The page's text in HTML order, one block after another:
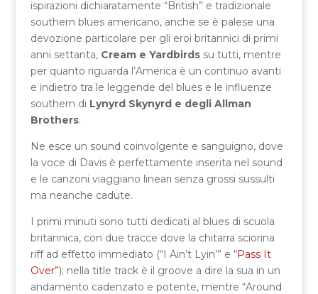
ispirazioni dichiaratamente “British” e tradizionale
southern blues americano, anche se è palese una
devozione particolare per gli eroi britannici di primi
anni settanta, Cream e Yardbirdssu tutti, mentre
per quanto riguarda l’America è un continuo avanti
e indietro tra le leggende del blues e le influenze
southern di Lynyrd Skynyrd e degli Allman
Brothers.
Ne esce un sound coinvolgente e sanguigno, dove
la voce di Davis è perfettamente inserita nel sound
e le canzoni viaggiano lineari senza grossi sussulti
ma neanche cadute.
I primi minuti sono tutti dedicati al blues di scuola
britannica, con due tracce dove la chitarra sciorina
riff ad effetto immediato (“I Ain’t Lyin’” e “Pass It
Over”); nella title track è il groove a dire la sua in un
andamento cadenzato e potente, mentre “Around